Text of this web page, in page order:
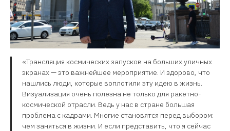
«Трансляция космических запусков на больших уличных
экранах — это важнейшее мероприятие. И здорово, что
нашлись люди, которые воплотили эту идею в жизнь.
Визуализация очень полезна не только для ракетно-
космической отрасли. Ведь у нас в стране большая
проблема с кадрами. Многие становятся перед выбором:
чем заняться в жизни. И если представить, что я сейчас